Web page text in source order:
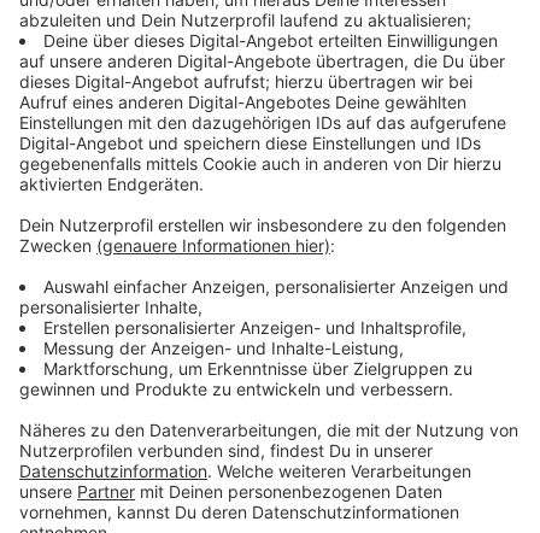
Anzeige
Was hat sich verbessert?
Anzeige
2025 wurden in NRW rund 1,36 Millionen Straftaten
registriert. Das sind 3% weniger als im Vorjahr. Die
Aufklärungsquote liegt bei 53,7%.
Rückgänge gibt es vor allem bei:
Gewaltdelikten: -1,8% (rund 159.000 Fälle),
Aufklärungsquote 84%
Straßenkriminalität: -4%
Raub: -6,4%
Ladendiebstahl: -8%
Wohnungseinbruch: -3%